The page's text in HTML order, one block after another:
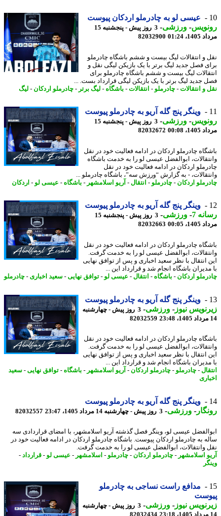
عیسی لو به چادرملو اردکان پیوست
-ورزشی-
3 روز پیش - پنجشنبه 15
01:24
82032900
و انتقالات لیگ بیست و ششم باشگاه چادرملو
فصل جدید لیگ برتر با یک بازیکن لیگی نقل و
لیگ بیست و ششم باشگاه چادرملو برای
جدید لیگ برتر با یک بازیکن لیگی قرارداد بست. ...
و انتقالات-چادرملو-انتقالات-باشگاه-لیگ برتر - چادرملو اردکان-لیگ
وینگر پنج گله آریو به چادرملو پیوست
-ورزشی-
3 روز پیش - پنجشنبه 15
00:08
82032672
چادرملو اردکان در ادامه فعالیت خود در نقل
ابوالفضل عیسی لو را به خدمت باشگاه
اردکان در ادامه فعالیت خود در نقل
- به گزارش “ورزش سه”، باشگاه چادرملو ...
اردکان-چادرملو-انتقال-آریو اسلامشهر-باشگاه-عیسی لو- اردکان
وینگر پنج گله آریو به چادرملو پیوست
7
-ورزشی-
3 روز پیش - پنجشنبه 15
00:05
82032663
چادرملو اردکان در ادامه فعالیت خود در نقل
ابوالفضل عیسی لو را به خدمت گرفت.
انتقال با نظر سعید اخباری و پس از توافق نهایی
باشگاه انجام شد و قرارداد این ...
اردکان-باشگاه-انتقال-عیسی لو- توافق نهایی-سعید اخباری- چادرملو
وینگر پنج گله آریو به چادرملو پیوست
نیوز-ورزشی-
3 روز پیش - چهارشنبه
82032559
چادرملو اردکان در ادامه فعالیت خود در نقل
ابوالفضل عیسی لو را به خدمت گرفت.
انتقال با نظر سعید اخباری و پس از توافق نهایی
باشگاه انجام شد و قرارداد این ...
-چادرملو-چادرملو اردکان-آریو اسلامشهر-باشگاه-توافق نهایی-سعید
وینگر پنج گله آریو به چادرملو پیوست
-ورزشی-3 روز پیش - چهارشنبه 14 مرداد 1405، 23:47 82032557
عیسی لو، وینگر فصل گذشته آریو اسلامشهر، با امضای قراردادی سه
به چادرملو اردکان پیوست. باشگاه چادرملو اردکان در ادامه فعالیت خود در
وانتقالات، ابوالفضل عیسی لو را به خدمت گرفت.
اسلامشهر-چادرملو اردکان-چادرملو-اسلامشهر-عیسی لو- قرارداد -
مدافع راست نساجی به چادرملو
نیوز-ورزشی-
3 روز پیش - چهارشنبه
82032434